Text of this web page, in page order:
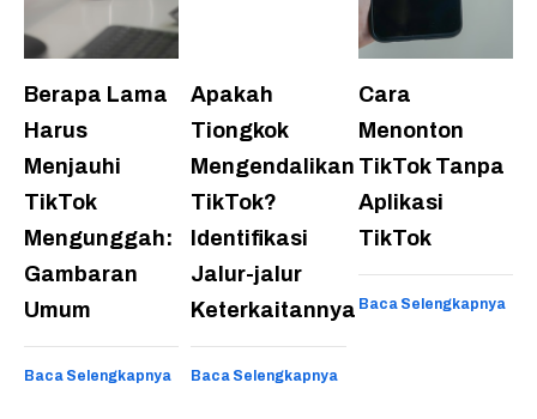
Berapa Lama
Harus
Menjauhi
TikTok
Mengunggah:
Gambaran
Umum
Baca Selengkapnya
Apakah
Tiongkok
Mengendalikan
TikTok?
Identifikasi
Jalur-jalur
Keterkaitannya
Baca Selengkapnya
Cara
Menonton
TikTok Tanpa
Aplikasi
TikTok
Baca Selengkapnya